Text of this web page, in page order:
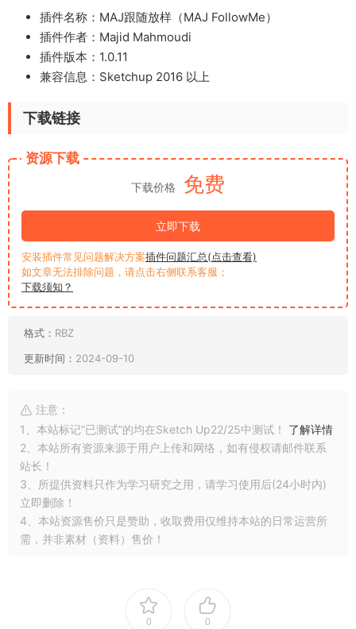
插件名称：MAJ跟随放样（MAJ FollowMe）
插件作者：Majid Mahmoudi
插件版本：1.0.11
兼容信息：Sketchup 2016 以上
下载链接
资源下载
下载价格 免费
立即下载
安装插件常见问题解决方案插件问题汇总(点击查看)
如文章无法排除问题，请点击右侧联系客服；
下载须知？
格式： RBZ
更新时间： 2024-09-10
注意：
1、本站标记“已测试”的均在Sketch Up22/25中测试！ 了解详情
2、本站所有资源来源于用户上传和网络，如有侵权请邮件联系
站长！
3、所提供资料只作为学习研究之用，请学习使用后(24小时内)
立即删除！
4、本站资源售价只是赞助，收取费用仅维持本站的日常运营所
需，并非素材（资料）售价！
0 0